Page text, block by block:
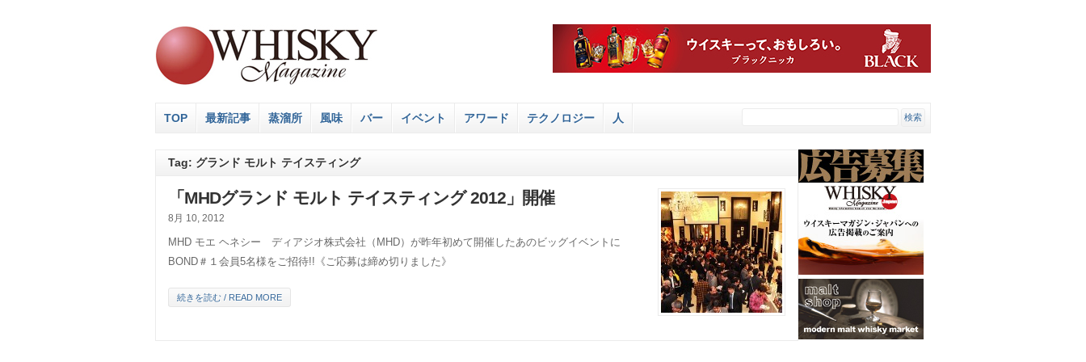
TOP 最新記事 蒸溜所 風味 バー イベント アワード テクノロジー 人
Tag: グランド モルト テイスティング
「MHDグランド モルト テイスティング 2012」開催
8月 10, 2012
MHD モエ ヘネシー ディアジオ株式会社（MHD）が昨年初めて開催したあのビッグイベントに
BOND＃１会員5名様をご招待!!《ご応募は締め切りました》
続きを読む / READ MORE